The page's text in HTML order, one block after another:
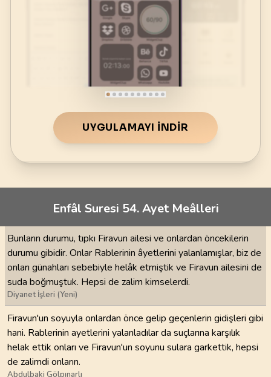
UYGULAMAYI İNDIR
Enfâl Suresi 54. Ayet Meâlleri
Bunların durumu, tıpkı Firavun ailesi ve onlardan öncekilerin
durumu gibidir. Onlar Rablerinin âyetlerini yalanlamışlar, biz de
onları günahları sebebiyle helâk etmiştik ve Firavun ailesini de
suda boğmuştuk. Hepsi de zalim kimselerdi.
Diyanet İşleri (Yeni)
Firavun'un soyuyla onlardan önce gelip geçenlerin gidişleri gibi
hani. Rablerinin ayetlerini yalanladılar da suçlarına karşılık
helak ettik onları ve Firavun'un soyunu sulara garkettik, hepsi
de zalimdi onların.
Abdulbaki Gölpınarlı